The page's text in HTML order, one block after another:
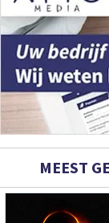
MEEST